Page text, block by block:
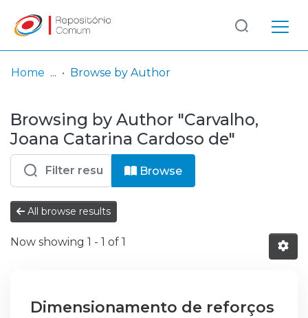
& Collections
Browse repository
Entities
Log
In
(current)
Home Browse by Author
Browsing by Author "Carvalho,
Joana Catarina Cardoso de"
Browse
All browse results
Now showing 1 - 1 of 1
Dimensionamento de reforços